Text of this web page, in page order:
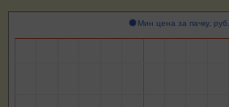
Мин цена за пачку, руб.